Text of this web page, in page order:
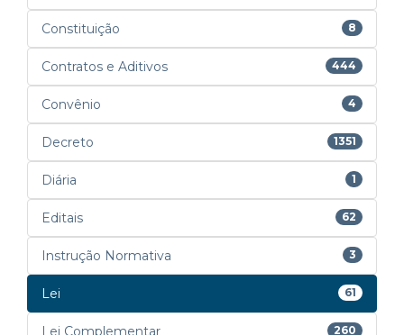
Constituição 8
Contratos e Aditivos 444
Convênio 4
Decreto 1351
Diária 1
Editais 62
Instrução Normativa 3
Lei 61
Lei Complementar 260